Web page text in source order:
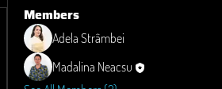
Members
Adela Strâmbei
Madalina Neacsu